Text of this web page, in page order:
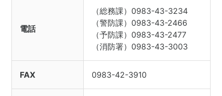
電話
（総務課）0983-43-3234
（警防課）0983-43-2466
（予防課）0983-43-2477
（消防署）0983-43-3003
FAX 0983-42-3910